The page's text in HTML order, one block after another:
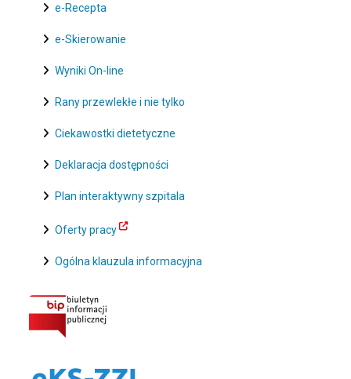
e-Recepta
e-Skierowanie
Wyniki On-line
Rany przewlekłe i nie tylko
Ciekawostki dietetyczne
Deklaracja dostępności
Plan interaktywny szpitala
Oferty pracy
Ogólna klauzula informacyjna